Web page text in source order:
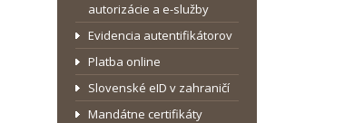
autorizácie a e-služby
Evidencia autentifikátorov
Platba online
Slovenské eID v zahraničí
Mandátne certifikáty